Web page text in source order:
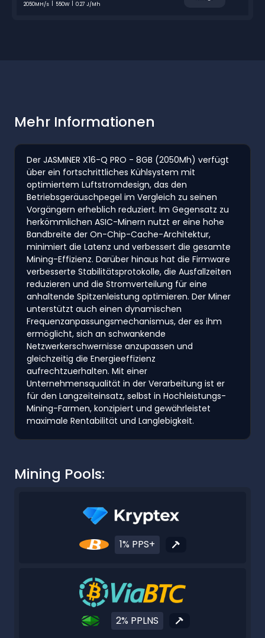
2050MH/s 550W 0.27 J/Mh
Mehr Informationen
Der JASMINER X16-Q PRO - 8GB (2050Mh) verfügt
über ein fortschrittliches Kühlsystem mit
optimiertem Luftstromdesign, das den
Betriebsgeräuschpegel im Vergleich zu seinen
Vorgängern erheblich reduziert. Im Gegensatz zu
herkömmlichen ASIC-Minern nutzt er eine hohe
Bandbreite der On-Chip-Cache-Architektur,
minimiert die Latenz und verbessert die gesamte
Mining-Effizienz. Darüber hinaus hat die Firmware
verbesserte Stabilitätsprotokolle, die Ausfallzeiten
reduzieren und die Stromverteilung für eine
anhaltende Spitzenleistung optimieren. Der Miner
unterstützt auch einen dynamischen
Frequenzanpassungsmechanismus, der es ihm
ermöglicht, sich an schwankende
Netzwerkerschwernisse anzupassen und
gleichzeitig die Energieeffizienz
aufrechtzuerhalten. Mit einer
Unternehmensqualität in der Verarbeitung ist er
für den Langzeiteinsatz, selbst in Hochleistungs-
Mining-Farmen, konzipiert und gewährleistet
maximale Rentabilität und Langlebigkeit.
Mining Pools:
1% PPS+
2% PPLNS